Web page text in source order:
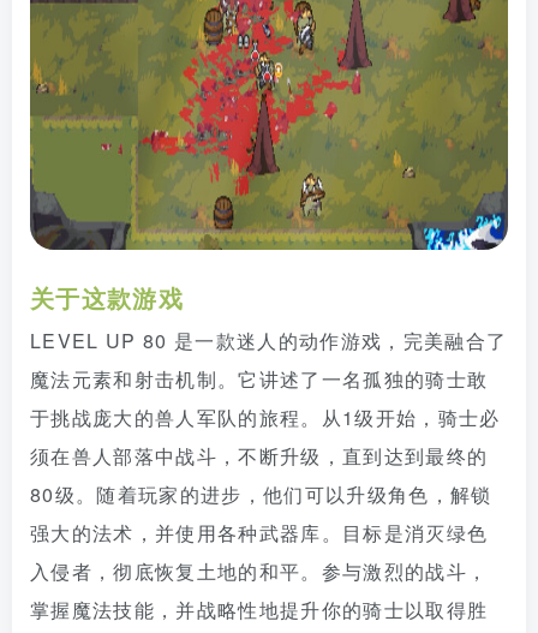
关于这款游戏
LEVEL UP 80 是一款迷人的动作游戏，完美融合了
魔法元素和射击机制。它讲述了一名孤独的骑士敢
于挑战庞大的兽人军队的旅程。从1级开始，骑士必
须在兽人部落中战斗，不断升级，直到达到最终的
80级。随着玩家的进步，他们可以升级角色，解锁
强大的法术，并使用各种武器库。目标是消灭绿色
入侵者，彻底恢复土地的和平。参与激烈的战斗，
掌握魔法技能，并战略性地提升你的骑士以取得胜